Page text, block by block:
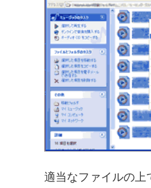
適当なファイルの上